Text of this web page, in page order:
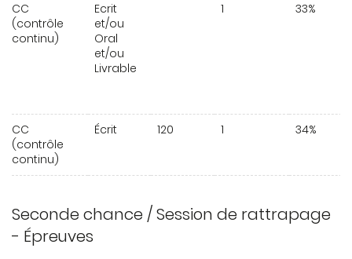
CC
(contrôle
continu)
Ecrit
et/ou
Oral
et/ou
Livrable
1 33%
CC
(contrôle
continu)
Écrit 120 1 34%
Seconde chance / Session de rattrapage
- Épreuves